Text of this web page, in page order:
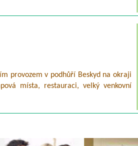
provozem v podhůří Beskyd na okraji
místa, restauraci, velký venkovní